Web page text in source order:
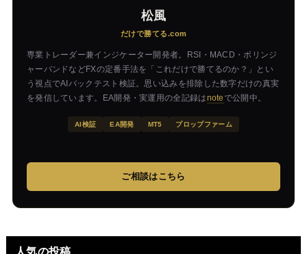
松風
だけで勝てる.com
専業トレーダー兼インジケーター開発者。RSI・MACD・ボリンジ
ャーバンドなどFXの定番手法を「これだけで勝てるのか？」とい
う視点でAIバックテスト検証。思い込みを排除した数字だけの真実
を発信しています。EA開発・実運用の全記録はnoteで公開中。
AI検証 EA開発 MT5 プロップファーム
ご相談はこちら
人気の投稿